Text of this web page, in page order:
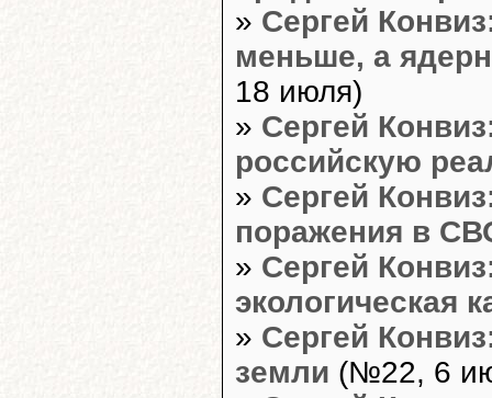
» Сергей
меньше, а
18 июля)
» Сергей
российскую
» Сергей
поражения в
» Сергей
экологическая
» Сергей
земли (№22, 6